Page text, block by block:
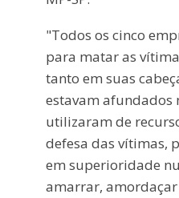
"Todos os cinco
para matar as
tanto em suas
estavam afundados
utilizaram de
defesa das vítimas,
em superioridade
amarrar, amordaçar